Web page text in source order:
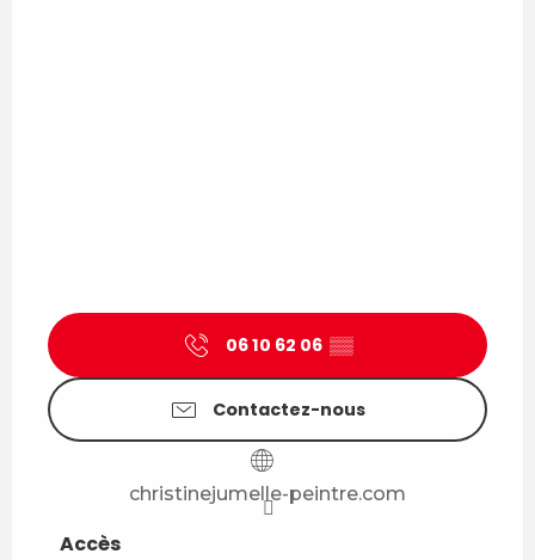
06 10 62 06 ▒▒
Contactez-nous
christinejumelle-peintre.com
Accès
Accès